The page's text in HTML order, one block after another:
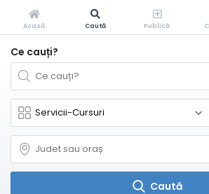
Ce cauți?
Caută
Acasă Caută Publică